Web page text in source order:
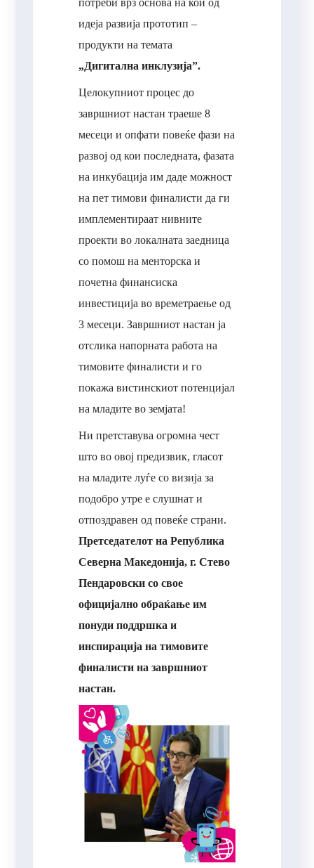
потреби врз основа на кои од
идеја развија прототип –
продукти на темата
„Дигитална инклузија”.
Целокупниот процес до
завршниот настан траеше 8
месеци и опфати повеќе фази на
развој од кои последната, фазата
на инкубација им даде можност
на пет тимови финалисти да ги
имплементираат нивните
проекти во локалната заедница
со помош на менторска и
почетна финансиска
инвестиција во времетраење од
3 месеци. Завршниот настан ја
отслика напорната работа на
тимовите финалисти и го
покажа вистинскиот потенцијал
на младите во земјата!
Ни претставува огромна чест
што во овој предизвик, гласот
на младите луѓе со визија за
подобро утре е слушнат и
отпоздравен од повеќе страни.
Претседателот на Република
Северна Македонија, г. Стево
Пендаровски со свое
официјално обраќање им
понуди поддршка и
инспирација на тимовите
финалисти на завршниот
настан.